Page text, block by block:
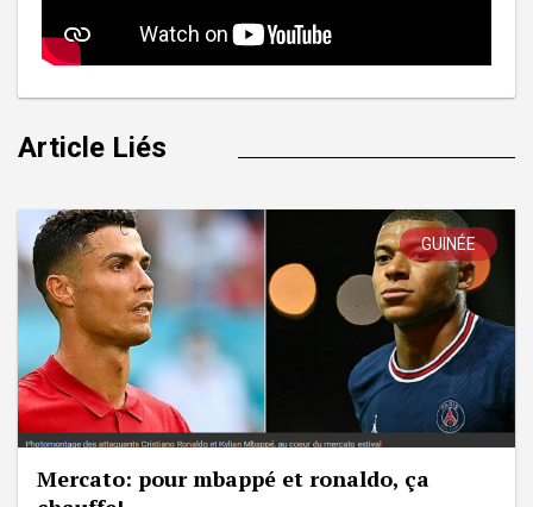
Article Liés
GUINÉE
Mercato: pour mbappé et ronaldo, ça